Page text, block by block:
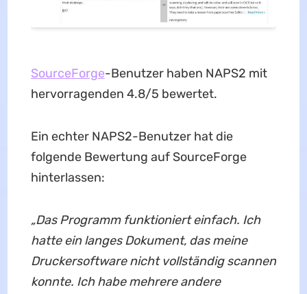
SourceForge-Benutzer haben NAPS2 mit
hervorragenden 4.8/5 bewertet.
Ein echter NAPS2-Benutzer hat die
folgende Bewertung auf SourceForge
hinterlassen:
„Das Programm funktioniert einfach. Ich
hatte ein langes Dokument, das meine
Druckersoftware nicht vollständig scannen
konnte. Ich habe mehrere andere